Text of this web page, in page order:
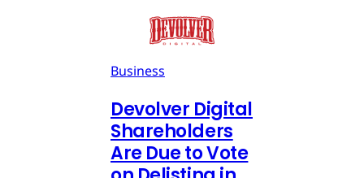
Business
Devolver Digital
Shareholders
Are Due to Vote